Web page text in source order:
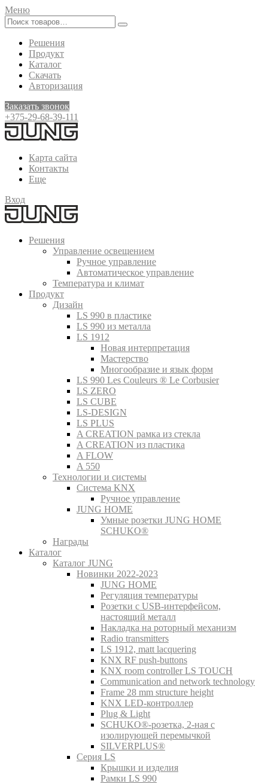
Меню
Решения
Продукт
Каталог
Скачать
Авторизация
Заказать звонок
+375-29-68-39-111
Карта сайта
Контакты
Еще
Вход
Решения
Управление освещением
Ручное управление
Автоматическое управление
Температура и климат
Продукт
Дизайн
LS 990 в пластике
LS 990 из металла
LS 1912
Новая интерпретация
Мастерство
Многообразие и язык форм
LS 990 Les Couleurs ® Le Corbusier
LS ZERO
LS CUBE
LS-DESIGN
LS PLUS
A CREATION рамка из стекла
A CREATION из пластика
A FLOW
A 550
Технологии и системы
Система KNX
Ручное управление
JUNG HOME
Умные розетки JUNG HOME
SCHUKO®
Награды
Каталог
Каталог JUNG
Новинки 2022-2023
JUNG HOME
Регуляция температуры
Розетки с USB-интерфейсом,
настоящий металл
Накладка на роторный механизм
Radio transmitters
LS 1912, matt lacquering
KNX RF push-buttons
KNX room controller LS TOUCH
Communication and network technology
Frame 28 mm structure height
KNX LED-контроллер
Plug & Light
SCHUKO®-розетка, 2-ная с
изолирующей перемычкой
SILVERPLUS®
Серия LS
Крышки и изделия
Рамки LS 990